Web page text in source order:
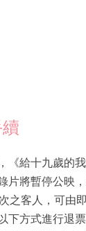
《給十九歲的
片將暫停公映
之客人，可由
下方式進行退票